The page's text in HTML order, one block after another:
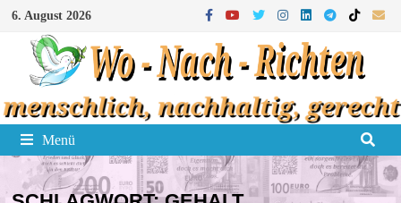
Zum
Inhalt
springen
6. August 2026
Menü